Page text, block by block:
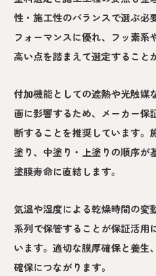
性・施工性のバランスで選ぶ必
フォーマンスに優れ、フッ素系
高い点を踏まえて選定すること
付加機能としての遮熱や光触媒
画に影響するため、メーカー保
断することを推奨しています。
塗り、中塗り・上塗りの順序が
塗膜寿命に直結します。
気温や湿度による乾燥時間の変
系列で保管することが保証活用
います。適切な膜厚確保と養生
確保につながります。